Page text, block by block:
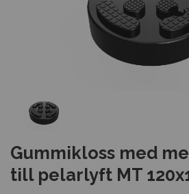
Gummikloss med
till pelarlyft MT